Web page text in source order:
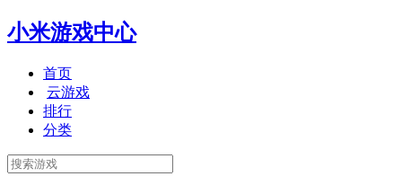
小米游戏中心
首页
云游戏
排行
分类